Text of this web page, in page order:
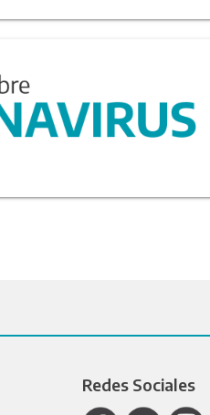
Redes Sociales